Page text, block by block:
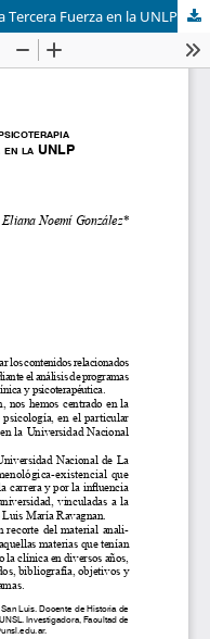
Tercera Fuerza en la UNLP